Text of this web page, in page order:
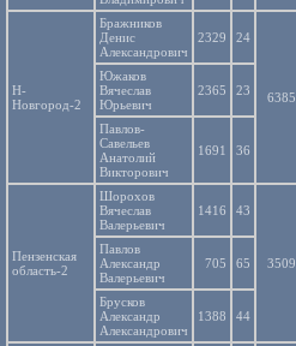
Н-
Новгород-2
Бражников
Денис
Александрович
2329 24
6385
Южаков
Вячеслав
Юрьевич
2365 23
Павлов-
Савельев
Анатолий
Викторович
1691 36
Пензенская
область-2
Шорохов
Вячеслав
Валерьевич
1416 43
3509
Павлов
Александр
Валерьевич
705 65
Брусков
Александр
Александрович
1388 44